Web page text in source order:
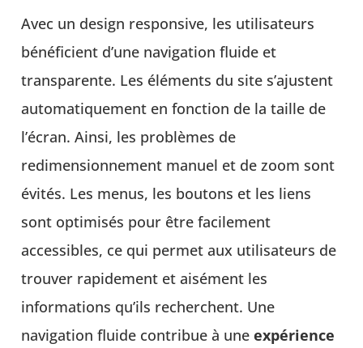
Avec un design responsive, les utilisateurs
bénéficient d’une navigation fluide et
transparente. Les éléments du site s’ajustent
automatiquement en fonction de la taille de
l’écran. Ainsi, les problèmes de
redimensionnement manuel et de zoom sont
évités. Les menus, les boutons et les liens
sont optimisés pour être facilement
accessibles, ce qui permet aux utilisateurs de
trouver rapidement et aisément les
informations qu’ils recherchent. Une
navigation fluide contribue à uneexpérience